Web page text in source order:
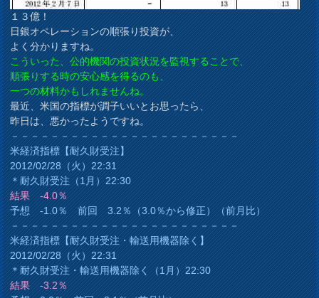
１３億！
日銀オペレーションの順張り投資が、
よく分かりますね。
こういった、公的機関の投資状況を監視することで、
順張りする時の安心感を得るのも、
一つの材料かもしれませんね。
最近、米国の指標が調子いいとお思ったら、
昨日は、悪かったようですね。
－－－－－－－－－－－－－－－－－－－－－－－
米経済指標【耐久財受注】
2012/02/28（火）22:31
＊耐久財受注（1月）22:30
結果 -4.0％
予想 -1.0％ 前回 3.2％（3.0％から修正）（前月比）
－－－－－－－－－－－－－－－－－－－－－－－
米経済指標【耐久財受注・輸送用機器除く】
2012/02/28（火）22:31
＊耐久財受注・輸送用機器除く（1月）22:30
結果 -3.2％